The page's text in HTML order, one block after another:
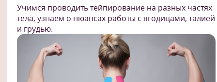
Учимся проводить тейпирование на разных частях
тела, узнаем о нюансах работы с ягодицами, талией
и грудью.